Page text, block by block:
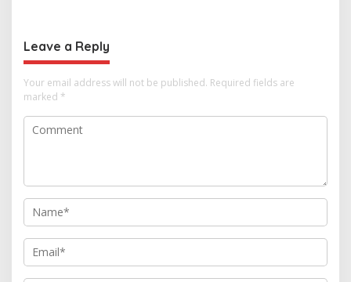
Leave a Reply
Your email address will not be published. Required fields are
marked *